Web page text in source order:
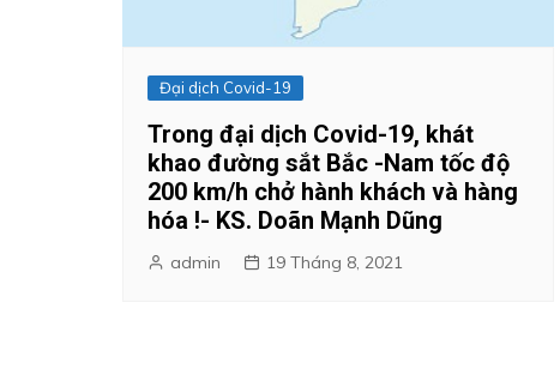
Đại dịch Covid-19
Trong đại dịch Covid-19, khát
khao đường sắt Bắc -Nam tốc độ
200 km/h chở hành khách và hàng
hóa !- KS. Doãn Mạnh Dũng
admin 19 Tháng 8, 2021